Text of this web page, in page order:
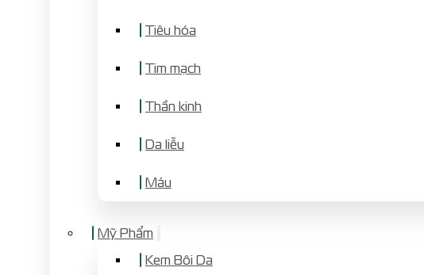
Tiêu hóa
Tim mạch
Thần kinh
Da liễu
Máu
Mỹ Phẩm
Kem Bôi Da